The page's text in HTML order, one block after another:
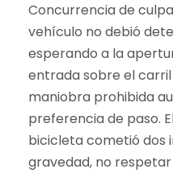
Concurrencia de
vehículo no debió
esperando a la
entrada sobre el
maniobra prohibida
preferencia de paso.
bicicleta cometió dos
gravedad, no